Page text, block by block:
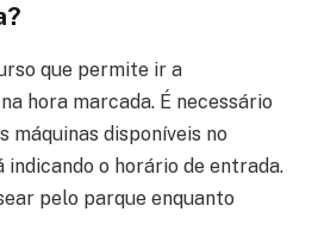
que permite ir a
hora marcada. É necessário
máquinas disponíveis no
indicando o horário de entrada.
pelo parque enquanto